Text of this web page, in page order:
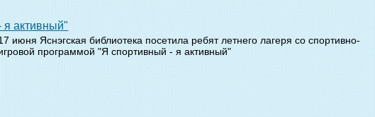
я активный"
июня Яснэгская библиотека посетила ребят летнего лагеря со спортивно-
программой "Я спортивный - я активный"